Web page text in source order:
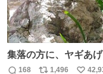
集落の方に、ヤギあ
ええんかわからん。
168 1,496